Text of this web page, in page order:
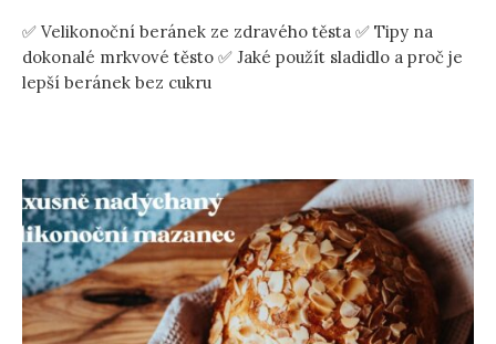
✅ Velikonoční beránek ze zdravého těsta ✅ Tipy na
dokonalé mrkvové těsto ✅ Jaké použít sladidlo a proč je
lepší beránek bez cukru